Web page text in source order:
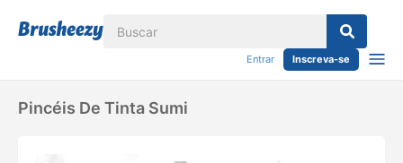
Entrar Inscreva-se
Pincéis De Tinta Sumi